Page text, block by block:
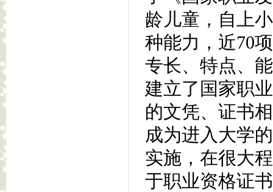
龄儿童，自上
种能力，近70
专长、特点、
建立了国家职
的文凭、证书
成为进入大学
实施，在很大
于职业资格证